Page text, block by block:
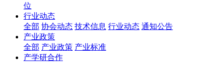
位
行业动态
全部 协会动态 技术信息 行业动态 通知公告
产业政策
全部 产业政策 产业标准
产学研合作